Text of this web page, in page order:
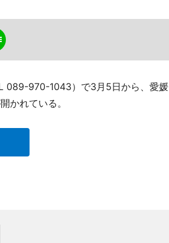
089-970-1043）で3月5日から、愛媛
かれている。